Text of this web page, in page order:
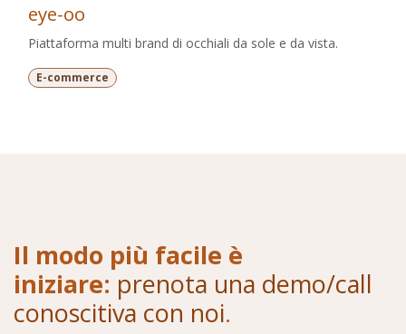
eye-oo
Piattaforma multi brand di occhiali da sole e da vista.
E-commerce
Il modo più facile è
iniziare: prenota una demo/call
conoscitiva con noi.